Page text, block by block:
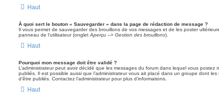
Haut
À quoi sert le bouton « Sauvegarder » dans la page de rédaction de message ?
Il vous permet de sauvegarder des brouillons de vos messages et de les poster
panneau de l’utilisateur (onglet Aperçu --> Gestion des brouillons).
Haut
Pourquoi mon message doit être validé ?
L’administrateur peut avoir décidé que les messages du forum dans lequel vous postez
publiés. Il est possible aussi que l’administrateur vous ait placé dans un groupe dont
d’être publiés. Contactez l’administrateur pour plus d’informations.
Haut